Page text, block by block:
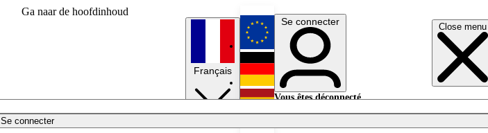
Ga naar de hoofdinhoud
Close menu
Se connecter
Français
English
Deutsch
Se connecter
Vous êtes déconnecté.